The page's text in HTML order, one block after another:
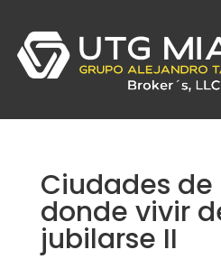
Ciudades de
donde vivir
jubilarse II